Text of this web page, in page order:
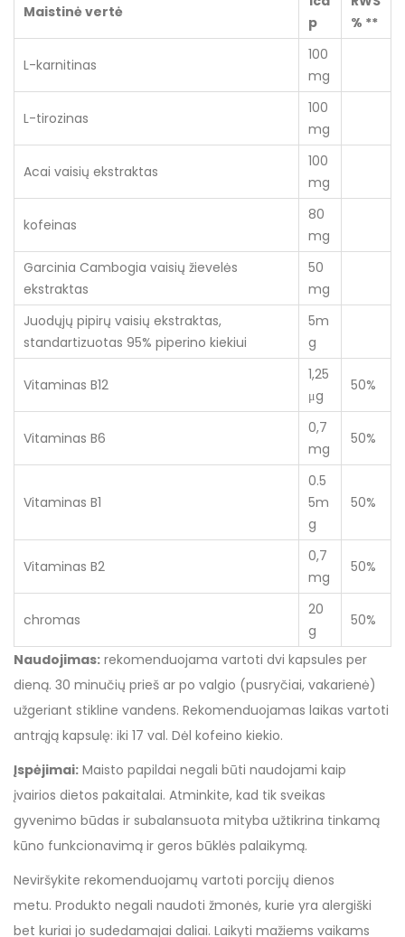
Maistinė vertė
p
% **
L-karnitinas
100
mg
L-tirozinas
100
mg
Acai vaisių ekstraktas
100
mg
kofeinas
80
mg
Garcinia Cambogia vaisių žievelės
ekstraktas
50
mg
Juodųjų pipirų vaisių ekstraktas,
standartizuotas 95% piperino kiekiui
5m
g
Vitaminas B12
1,25
μg
50%
Vitaminas B6
0,7
mg
50%
Vitaminas B1
0.5
5m
g
50%
Vitaminas B2
0,7
mg
50%
chromas
20
g
50%
Naudojimas: rekomenduojama vartoti dvi kapsules per
dieną. 30 minučių prieš ar po valgio (pusryčiai, vakarienė)
užgeriant stikline vandens. Rekomenduojamas laikas vartoti
antrąją kapsulę: iki 17 val. Dėl kofeino kiekio.
Įspėjimai: Maisto papildai negali būti naudojami kaip
įvairios dietos pakaitalai. Atminkite, kad tik sveikas
gyvenimo būdas ir subalansuota mityba užtikrina tinkamą
kūno funkcionavimą ir geros būklės palaikymą.
Neviršykite rekomenduojamų vartoti porcijų dienos
metu. Produkto negali naudoti žmonės, kurie yra alergiški
bet kuriai jo sudedamajai daliai. Laikyti mažiems vaikams